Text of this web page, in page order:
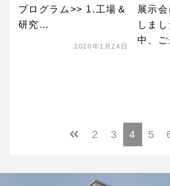
プログラム>> 1.工場＆
研究…
2020年1月24日
展示
しま
中、
2 3 4 5